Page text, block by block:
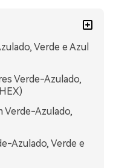
Verde e Azul
Verde-Azulado,
Verde-Azulado,
Azulado, Verde e